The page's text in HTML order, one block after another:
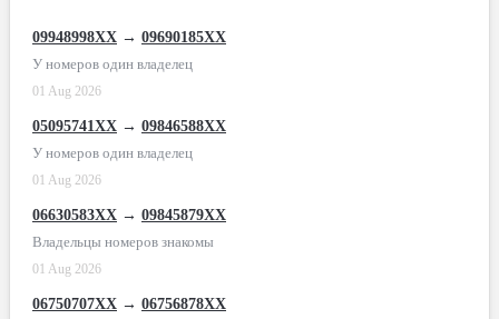
09948998XX → 09690185XX
У номеров один владелец
01 Aug 2026
05095741XX → 09846588XX
У номеров один владелец
01 Aug 2026
06630583XX → 09845879XX
Владельцы номеров знакомы
01 Aug 2026
06750707XX → 06756878XX